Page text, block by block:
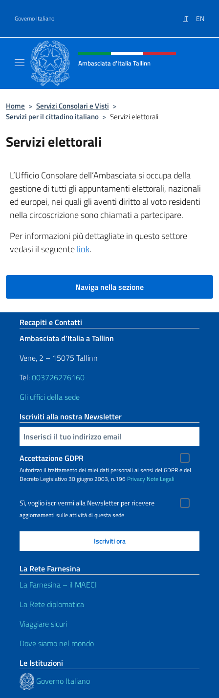
Governo Italiano IT EN
Intestazione sito, social e menù
Ambasciata d'Italia Tallinn
Home > Servizi Consolari e Visti >
Servizi per il cittadino italiano > Servizi elettorali
Servizi elettorali
L’Ufficio Consolare dell’Ambasciata si occupa della
gestione di tutti gli appuntamenti elettorali, nazionali
ed europei, nei quali gli aventi diritto al voto residenti
nella circoscrizione sono chiamati a partecipare.
Per informazioni più dettagliate in questo settore
vedasi il seguentelink.
Naviga nella sezione
Sezione footer
Recapiti e Contatti
Ambasciata d’Italia a Tallinn
Vene, 2 – 15075 Tallinn
Tel:003726276160
Gli uffici della sede
Iscriviti alla nostra Newsletter
Inserisci la tua email
Accettazione GDPR
Autorizzo il trattamento dei miei dati personali ai sensi del GDPR e del
Decreto Legislativo 30 giugno 2003, n.196 Privacy Note Legali
Sì, voglio iscrivermi alla Newsletter per ricevere
aggiornamenti sulle attività di questa sede
La Rete Farnesina
La Farnesina – il MAECI
La Rete diplomatica
Viaggiare sicuri
Dove siamo nel mondo
Le Istituzioni
Governo Italiano